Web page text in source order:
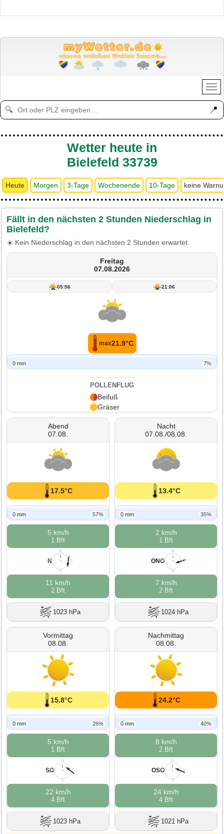
🔍 📍
Wetter heute in
Bielefeld 33739
Heute Morgen 3-Tage Wochenende 10-Tage keine
Fällt in den nächsten 2 Stunden Niederschlag in
Bielefeld?
☀️ Kein Niederschlag in den nächsten 2 Stunden erwartet.
Freitag
07.08.2026
05:56 21:06
max21.9°C
0 mm 7%
POLLENFLUG
Beifuß
Gräser
Abend
07.08.
17.5°C
0 mm 57%
5 km/h
1 Bft
N
O
S
W
N
11 km/h
2 Bft
1023 hPa
Nacht
07.08./08.08.
13.4°C
0 mm 35%
2 km/h
1 Bft
N
O
S
W
ONO
7 km/h
2 Bft
1024 hPa
Vormittag
08.08.
15.8°C
0 mm 26%
5 km/h
1 Bft
N
O
S
W
SO
22 km/h
4 Bft
1023 hPa
Nachmittag
08.08.
24.2°C
0 mm 40%
8 km/h
2 Bft
N
O
S
W
OSO
24 km/h
4 Bft
1021 hPa